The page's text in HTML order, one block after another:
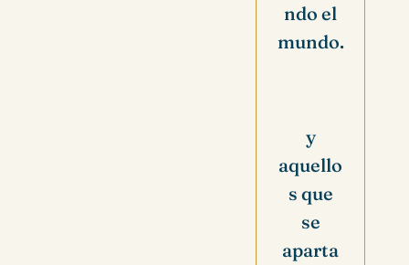
ndo el
mundo.
y
aquello
s que
se
aparta